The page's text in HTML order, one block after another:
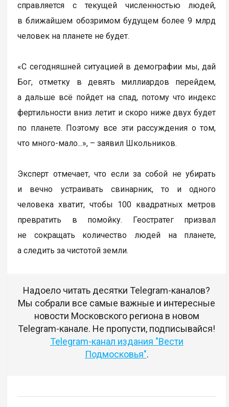
справляется с текущей численностью людей,
в ближайшем обозримом будущем более 9 млрд
человек на планете не будет.
«С сегодняшней ситуацией в демографии мы, дай
Бог, отметку в девять миллиардов перейдем,
а дальше всё пойдет на спад, потому что индекс
фертильности вниз летит и скоро ниже двух будет
по планете. Поэтому все эти рассуждения о том,
что много-мало...», – заявил Школьников.
Эксперт отмечает, что если за собой не убирать
и вечно устраивать свинарник, то и одного
человека хватит, чтобы 100 квадратных метров
превратить в помойку. Геостратег призвал
не сокращать количество людей на планете,
а следить за чистотой земли.
Надоело читать десятки Telegram-каналов?
Мы собрали все самые важные и интересные
новости Московского региона в новом
Telegram-канале. Не пропусти, подписывайся!
Telegram-канал издания "Вести
Подмосковья".